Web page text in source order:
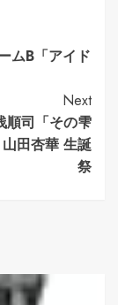
ムB「アイド
Next
司「その雫
田杏華 生誕
祭